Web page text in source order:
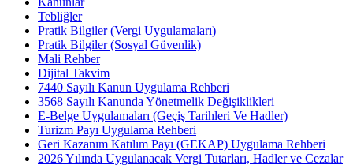
Tebliğler
Pratik Bilgiler (Vergi Uygulamaları)
Pratik Bilgiler (Sosyal Güvenlik)
Mali Rehber
Dijital Takvim
7440 Sayılı Kanun Uygulama Rehberi
3568 Sayılı Kanunda Yönetmelik Değişiklikleri
E-Belge Uygulamaları (Geçiş Tarihleri Ve Hadler)
Turizm Payı Uygulama Rehberi
Geri Kazanım Katılım Payı (GEKAP) Uygulama Rehberi
2026 Yılında Uygulanacak Vergi Tutarları, Hadler ve Cezalar